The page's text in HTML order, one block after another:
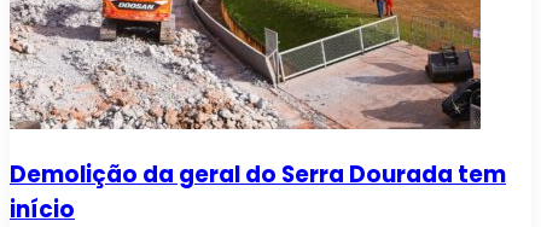
Demolição da geral do Serra Dourada tem
início